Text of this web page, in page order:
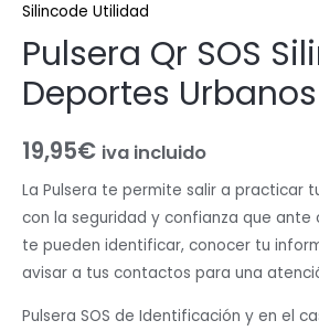
Silincode Utilidad
Pulsera Qr SOS
Deportes Urbanos
19,95€ iva incluido
La Pulsera te permite salir a practicar
con la seguridad y confianza que ante
te pueden identificar, conocer tu
avisar a tus contactos para una
Pulsera SOS de Identificación y en el